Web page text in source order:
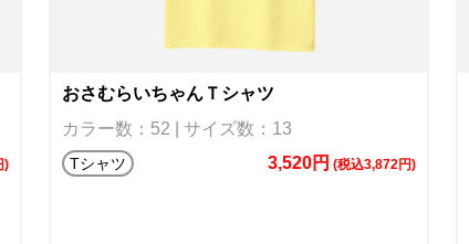
)
おさむらいちゃんＴシャツ
カラー数：52 | サイズ数：13
Tシャツ 3,520円 (税込3,872円)